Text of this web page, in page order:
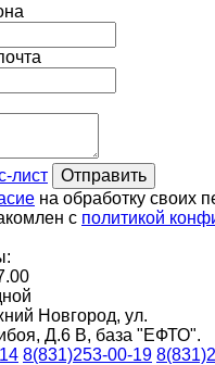
лист
Отправить
на обработку своих
с политикой
Новгород, ул.
Д.6 В, база "ЕФТО".
8(831)253-00-19